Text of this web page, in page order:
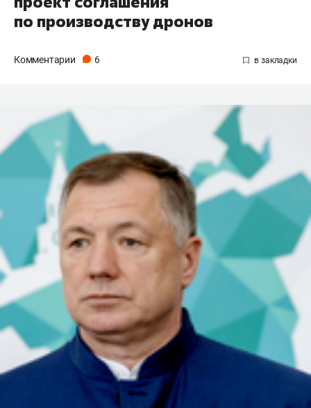
по производству дронов
Комментарии 6